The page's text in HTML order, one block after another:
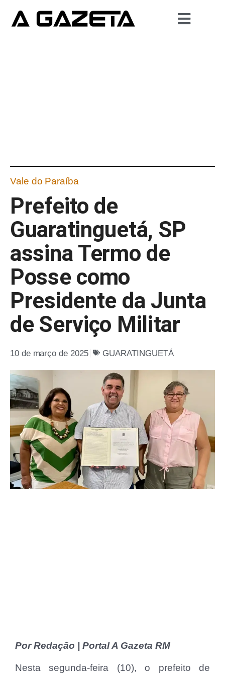
Vale do Paraíba
Prefeito de
Guaratinguetá, SP
assina Termo de
Posse como
Presidente da Junta
de Serviço Militar
10 de março de 2025 GUARATINGUETÁ
Por Redação | Portal A Gazeta RM
Nesta segunda-feira (10), o prefeito de